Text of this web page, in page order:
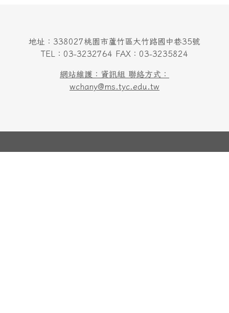
地址：338027桃園市蘆竹區大竹路國中巷35號
TEL：03-3232764 FAX：03-3235824
網站維護：資訊組 聯絡方式：
wchany@ms.tyc.edu.tw